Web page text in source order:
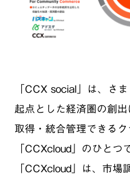
「CCX social」は、さ
起点とした経済圏の創
取得・統合管理できる
「CCXcloud」のひとつ
「CCXcloud」は、市場